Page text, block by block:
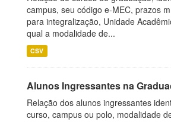
campus, seu código e-MEC, prazos
para integralização, Unidade
qual a modalidade de...
CSV
Alunos Ingressantes na
Relação dos alunos ingressantes
curso, campus ou polo, modalidade